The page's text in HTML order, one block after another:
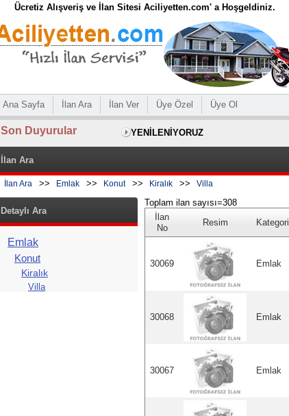
Ücretiz Alışveriş ve İlan Sitesi Aciliyetten.com' a Hoşgeldiniz.
Ana Sayfa İlan Ara İlan Ver Üye Özel Üye Ol
Son Duyurular YENİLENİYORUZ
İlan Ara
İlan Ara >> Emlak >> Konut >> Kiralık >> Villa
Detaylı Ara
Emlak
Konut
Kiralık
Villa
Toplam ilan sayısı=308
İlan
No
Resim Kategori
30069 Emlak
30068 Emlak
30067 Emlak